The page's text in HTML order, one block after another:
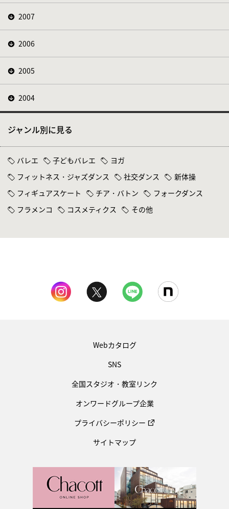
2007
2006
2005
2004
ジャンル別に見る
バレエ 子どもバレエ
ヨガ
フィットネス・ジャズダンス
社交ダンス
新体操
フィギュアスケート
チア・バトン
フォークダンス
フラメンコ
コスメティクス その他
Webカタログ
SNS
全国スタジオ・教室リンク
オンワードグループ企業
プライバシーポリシー
サイトマップ